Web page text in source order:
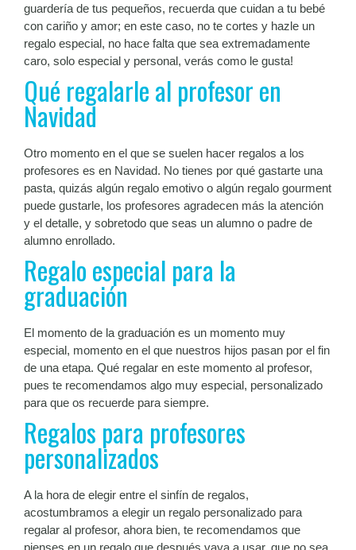
guardería de tus pequeños, recuerda que cuidan a tu bebé
con cariño y amor; en este caso, no te cortes y hazle un
regalo especial, no hace falta que sea extremadamente
caro, solo especial y personal, verás como le gusta!
Qué regalarle al profesor en
Navidad
Otro momento en el que se suelen hacer regalos a los
profesores es en Navidad. No tienes por qué gastarte una
pasta, quizás algún regalo emotivo o algún regalo gourment
puede gustarle, los profesores agradecen más la atención
y el detalle, y sobretodo que seas un alumno o padre de
alumno enrollado.
Regalo especial para la
graduación
El momento de la graduación es un momento muy
especial, momento en el que nuestros hijos pasan por el fin
de una etapa. Qué regalar en este momento al profesor,
pues te recomendamos algo muy especial, personalizado
para que os recuerde para siempre.
Regalos para profesores
personalizados
A la hora de elegir entre el sinfín de regalos,
acostumbramos a elegir un regalo personalizado para
regalar al profesor, ahora bien, te recomendamos que
pienses en un regalo que después vaya a usar, que no sea